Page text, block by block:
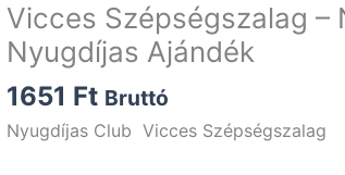
Vicces Szépségszalag –
Nyugdíjas Ajándék
1651 Ft Bruttó
Nyugdíjas Club Vicces Szépségszalag